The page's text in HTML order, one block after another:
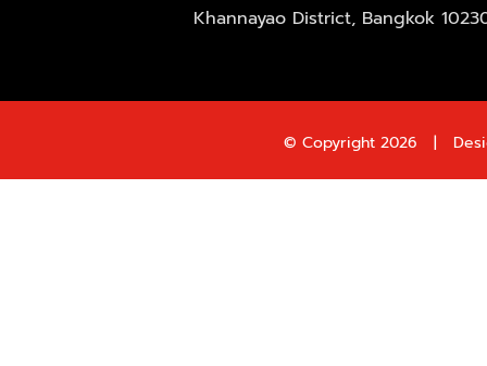
Khannayao District, Bangkok
© Copyright 2026 |